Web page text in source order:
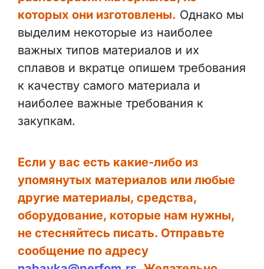
которых они изготовлены. Однако мы
выделим некоторые из наиболее
важных типов материалов и их
сплавов и вкратце опишем требования
к качеству самого материала и
наиболее важные требования к
закупкам.
Если у вас есть какие-либо из
упомянутых материалов или любые
другие материалы, средства,
оборудование, которые нам нужны,
не стесняйтесь писать. Отправьте
сообщение по адресу